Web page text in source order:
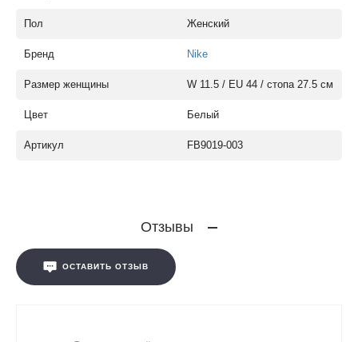
Пол Женский
Бренд Nike
Размер женщины W 11.5 / EU 44 / стопа 27.5 см
Цвет Белый
Артикул FB9019-003
Отзывы
ОСТАВИТЬ ОТЗЫВ